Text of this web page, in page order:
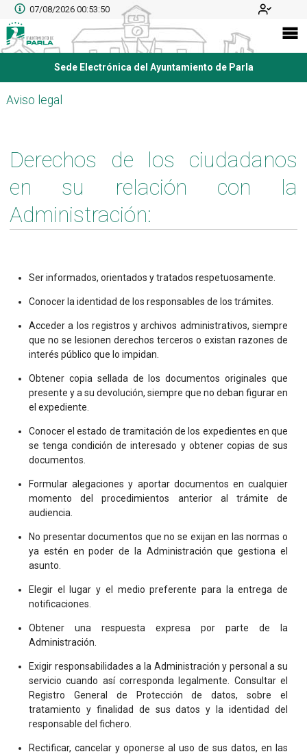
07/08/2026 00:53:50
Sede Electrónica del Ayuntamiento de Parla
Aviso legal
Derechos de los ciudadanos
en su relación con la
Administración:
Ser informados, orientados y tratados respetuosamente.
Conocer la identidad de los responsables de los trámites.
Acceder a los registros y archivos administrativos, siempre
que no se lesionen derechos terceros o existan razones de
interés público que lo impidan.
Obtener copia sellada de los documentos originales que
presente y a su devolución, siempre que no deban figurar en
el expediente.
Conocer el estado de tramitación de los expedientes en que
se tenga condición de interesado y obtener copias de sus
documentos.
Formular alegaciones y aportar documentos en cualquier
momento del procedimientos anterior al trámite de
audiencia.
No presentar documentos que no se exijan en las normas o
ya estén en poder de la Administración que gestiona el
asunto.
Elegir el lugar y el medio preferente para la entrega de
notificaciones.
Obtener una respuesta expresa por parte de la
Administración.
Exigir responsabilidades a la Administración y personal a su
servicio cuando así corresponda legalmente. Consultar el
Registro General de Protección de datos, sobre el
tratamiento y finalidad de sus datos y la identidad del
responsable del fichero.
Rectificar, cancelar y oponerse al uso de sus datos, en las